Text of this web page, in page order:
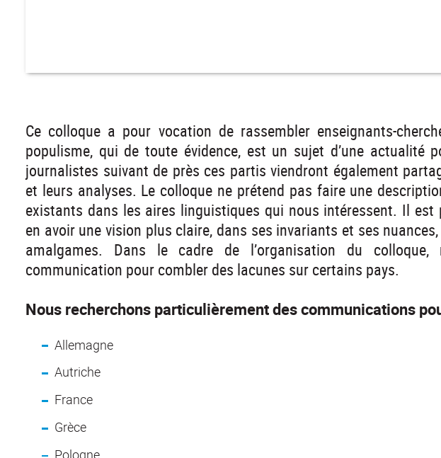
Ce colloque a pour vocation de rassembler enseignants-
populisme, qui de toute évidence, est un sujet d’une actualité
journalistes suivant de près ces partis viendront également
et leurs analyses. Le colloque ne prétend pas faire une
existants dans les aires linguistiques qui nous intéressent. Il
en avoir une vision plus claire, dans ses invariants et ses
amalgames. Dans le cadre de l’organisation du
communication pour combler des lacunes sur certains pays.
Nous recherchons particulièrement des communications
Allemagne
Autriche
France
Grèce
Pologne